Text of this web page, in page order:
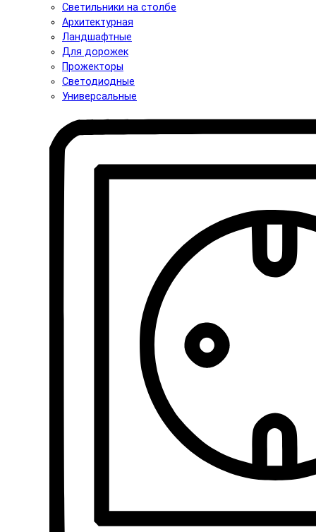
Светильники на столбе
Архитектурная
Ландшафтные
Для дорожек
Прожекторы
Светодиодные
Универсальные